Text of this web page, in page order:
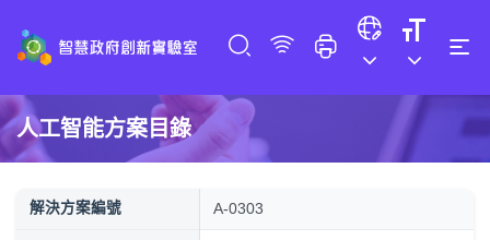
人工智能方案目錄
解決方案編號 A-0303